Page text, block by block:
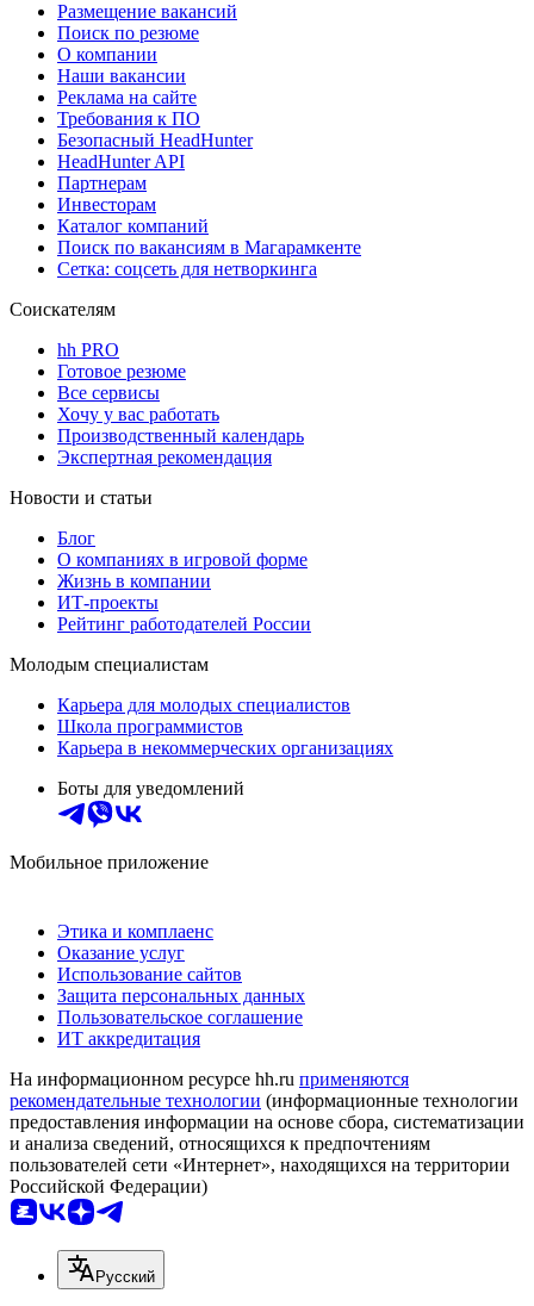
Размещение вакансий
Поиск по резюме
О компании
Наши вакансии
Реклама на сайте
Требования к ПО
Безопасный HeadHunter
HeadHunter API
Партнерам
Инвесторам
Каталог компаний
Поиск по вакансиям в Магарамкенте
Сетка: соцсеть для нетворкинга
Соискателям
hh PRO
Готовое резюме
Все сервисы
Хочу у вас работать
Производственный календарь
Экспертная рекомендация
Новости и статьи
Блог
О компаниях в игровой форме
Жизнь в компании
ИТ-проекты
Рейтинг работодателей России
Молодым специалистам
Карьера для молодых специалистов
Школа программистов
Карьера в некоммерческих организациях
Боты для уведомлений
Мобильное приложение
Этика и комплаенс
Оказание услуг
Использование сайтов
Защита персональных данных
Пользовательское соглашение
ИТ аккредитация
На информационном ресурсе hh.ru применяются
рекомендательные технологии (информационные технологии
предоставления информации на основе сбора, систематизации
и анализа сведений, относящихся к предпочтениям
пользователей сети «Интернет», находящихся на территории
Российской Федерации)
Русский